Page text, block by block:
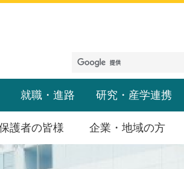
就職・進路 研究・産学連携
護者の皆様 企業・地域の方